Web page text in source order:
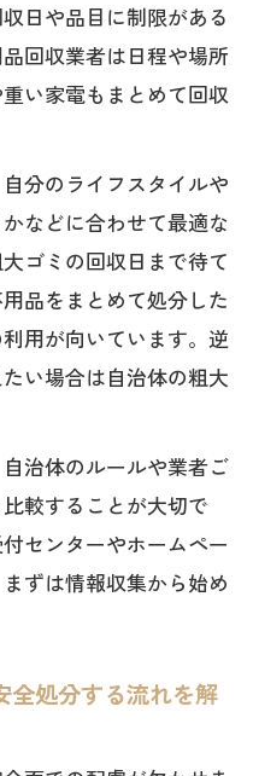
日や品目に制限がある
回収業者は日程や場所
い家電もまとめて回収
分のライフスタイルや
などに合わせて最適な
ゴミの回収日まで待て
品をまとめて処分した
用が向いています。逆
い場合は自治体の粗大
治体のルールや業者ご
較することが大切で
センターやホームペー
ずは情報収集から始め
全処分する流れを解